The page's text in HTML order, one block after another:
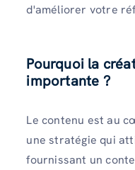
d'améliorer votre
Pourquoi la
importante ?
Le contenu est au
une stratégie qui
fournissant un